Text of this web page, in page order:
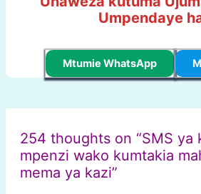
Umpendaye
Mtumie WhatsApp
254 thoughts on “SMS ya
mpenzi wako kumtakia
mema ya kazi”